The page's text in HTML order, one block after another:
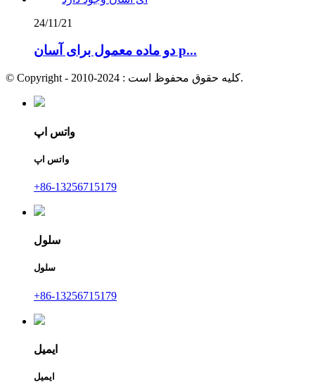
24/11/21
دو ماده معمول برای آسان p...
© Copyright - 2010-2024 : کلیه حقوق محفوظ است.
واتس اپ
واتس اپ
+86-13256715179
سلول
سلول
+86-13256715179
ایمیل
ایمیل